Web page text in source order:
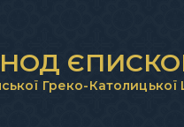
Греко-